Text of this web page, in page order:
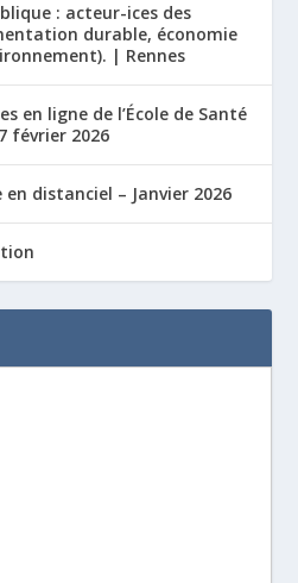
: acteur-ices des
durable, économie
| Rennes
en ligne de l’École de Santé
février 2026
distanciel – Janvier 2026